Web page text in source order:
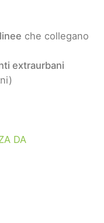
che collegano
extraurbani
DA